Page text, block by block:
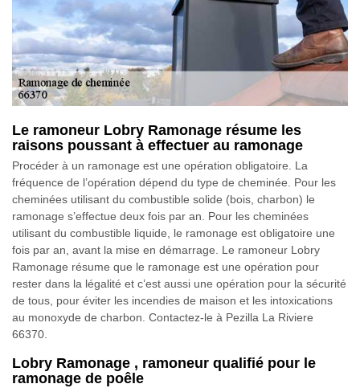
Le ramoneur Lobry Ramonage résume les
raisons poussant à effectuer au ramonage
Procéder à un ramonage est une opération obligatoire. La
fréquence de l’opération dépend du type de cheminée. Pour les
cheminées utilisant du combustible solide (bois, charbon) le
ramonage s’effectue deux fois par an. Pour les cheminées
utilisant du combustible liquide, le ramonage est obligatoire une
fois par an, avant la mise en démarrage. Le ramoneur Lobry
Ramonage résume que le ramonage est une opération pour
rester dans la légalité et c’est aussi une opération pour la sécurité
de tous, pour éviter les incendies de maison et les intoxications
au monoxyde de charbon. Contactez-le à Pezilla La Riviere
66370.
Lobry Ramonage , ramoneur qualifié pour le
ramonage de poêle